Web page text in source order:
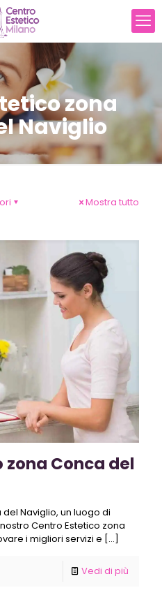
zona
Naviglio
Mostra tutto
Conca del
Naviglio, un luogo di
Centro Estetico zona
i migliori servizi e […]
Vedi di più